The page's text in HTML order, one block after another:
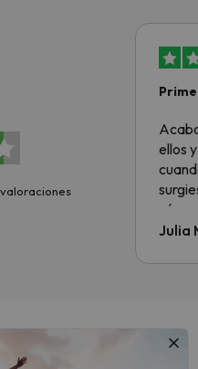
ellos
todo
Julia